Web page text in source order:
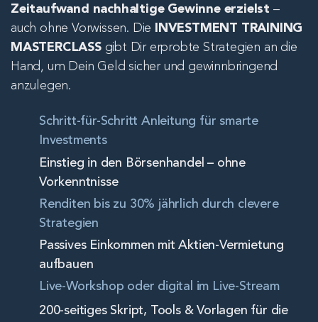
Zeitaufwand nachhaltige Gewinne erzielst –
auch ohne Vorwissen. Die
INVESTMENT TRAINING
MASTERCLASS gibt Dir erprobte Strategien an die
Hand, um Dein Geld sicher und gewinnbringend
anzulegen.
Schritt-für-Schritt Anleitung für smarte
Investments
Einstieg in den Börsenhandel – ohne
Vorkenntnisse
Renditen bis zu 30% jährlich durch clevere
Strategien
Passives Einkommen mit Aktien-Vermietung
aufbauen
Live-Workshop oder digital im Live-Stream
200-seitiges Skript, Tools & Vorlagen für die